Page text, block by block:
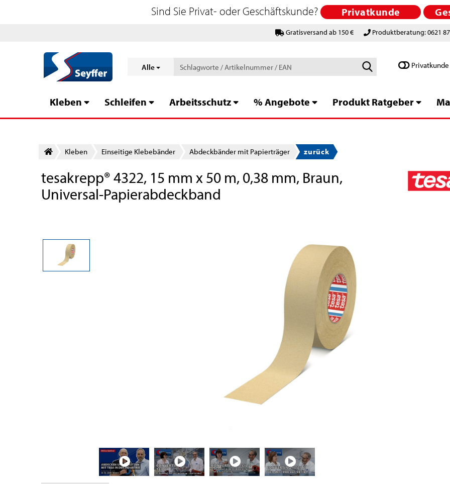
Gratisversand ab 150 € Produktberatung: 0621
Alle
Schlagworte
EAN
Privatkunde
Sind Sie Privat- oder Geschäftskunde? Privatkunde
Kleben Schleifen Arbeitsschutz % Angebote Produkt Ratgeber
Kleben Einseitige Klebebänder Abdeckbänder mit Papierträger zurück
tesakrepp® 4322, 15 mm x 50 m, 0,38 mm, Braun,
Universal-Papierabdeckband